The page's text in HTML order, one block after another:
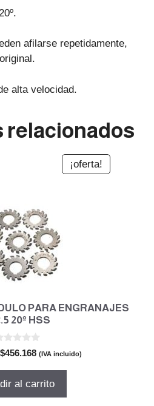
afilarse repetidamente,
alta velocidad.
relacionados
¡oferta!
PARA ENGRANAJES
20º HSS
El
original
$456.168El
actual
(IVA incluido)
al carrito